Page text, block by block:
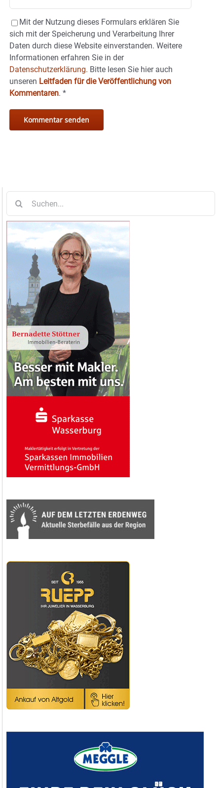
Mit der Nutzung dieses Formulars erklären Sie
sich mit der Speicherung und Verarbeitung Ihrer
Daten durch diese Website einverstanden. Weitere
Informationen erfahren Sie in der
Datenschutzerklärung. Bitte lesen Sie hier auch
unseren Leitfaden für die Veröffentlichung von
Kommentaren. *
nach: